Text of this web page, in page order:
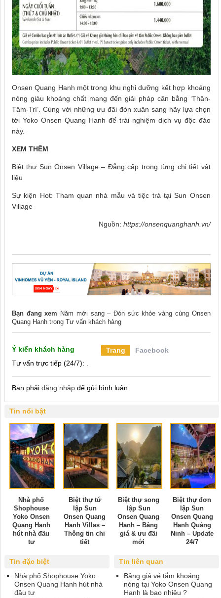
Onsen Quang Hanh một trong khu nghỉ dưỡng kết hợp khoáng
nóng giàu khoáng chất mang đến giải pháp cân bằng ‘Thân-
Tâm-Trí’. Cùng với những ưu đãi đón xuân sang hãy lựa chọn
tới Yoko Onsen Quang Hanh để trải nghiệm dịch vụ độc đáo
này.
XEM THÊM
Biệt thự Sun Onsen Village – Đẳng cấp trong từng chi tiết vật
liệu
Sự kiện Hot: Tham quan nhà mẫu và tiệc trà tại Sun Onsen
Village
Nguồn: https://onsenquanghanh.vn/
Bạn đang xem Năm mới sang – Đón sức khỏe vàng cùng Onsen
Quang Hanh trong Tư vấn khách hàng
Ý kiến khách hàng Trang
Facebook
Tư vấn trực tiếp (24/7):
Bạn phải đăng nhập để gửi bình luận.
Tin nổi bật
Nhà phố
Shophouse
Yoko Onsen
Quang Hanh
hút nhà đầu
tư
Biệt thự tứ
lập Sun
Onsen Quang
Hanh Villas –
Thông tin chi
tiết
Biệt thự song
lập Sun
Onsen Quang
Hanh – Bảng
giá & ưu đãi
mới
Biệt thự đơn
lập Sun
Onsen Quang
Hanh Quảng
Ninh – Update
24/7
Tin liên quan
Bảng giá vé tắm khoáng
nóng tại Yoko Onsen Quang
Hanh là bao nhiêu ?
Tin đặc biệt
Nhà phố Shophouse Yoko
Onsen Quang Hanh hút nhà
đầu tư